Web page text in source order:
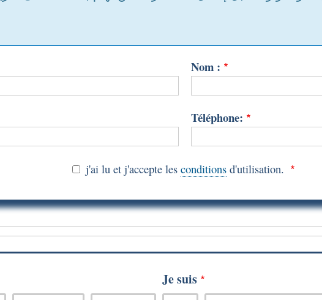
Nom :
Téléphone:
j'ai lu et j'accepte les conditionsd'utilisation.
Je suis